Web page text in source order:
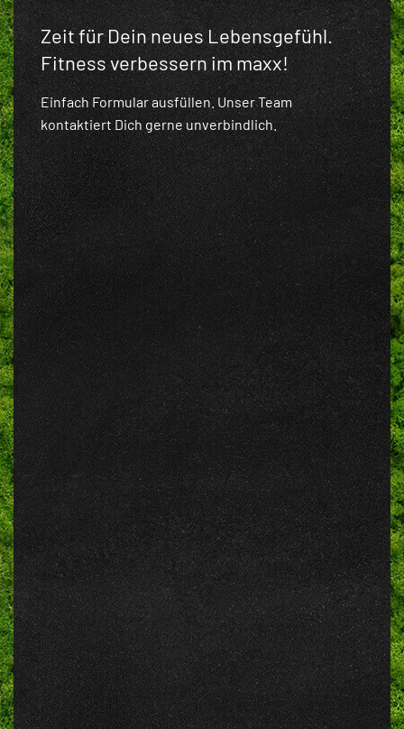
Zeit für Dein neues Lebensgefühl.
Fitness verbessern im maxx!
Einfach Formular ausfüllen. Unser Team
kontaktiert Dich gerne unverbindlich.